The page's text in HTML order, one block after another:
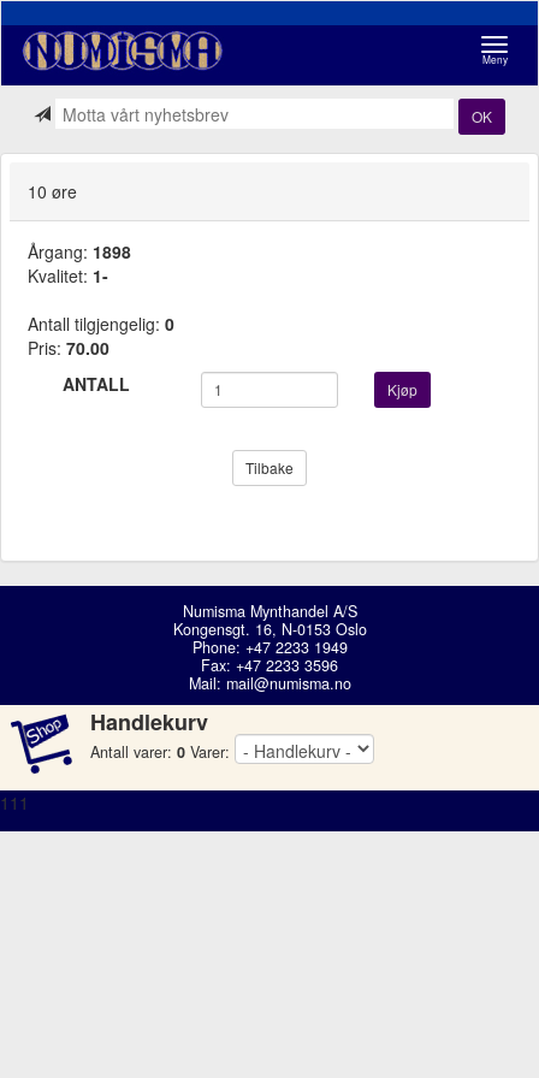
Meny
OK
10 øre
Årgang: 1898
Kvalitet: 1-
Antall tilgjengelig: 0
Pris: 70.00
ANTALL
Kjøp
Tilbake
Numisma Mynthandel A/S
Kongensgt. 16, N-0153 Oslo
Phone: +47 2233 1949
Fax: +47 2233 3596
Mail: mail@numisma.no
Handlekurv
Antall varer: 0 Varer:
111